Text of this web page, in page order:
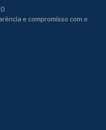
e compromisso com o